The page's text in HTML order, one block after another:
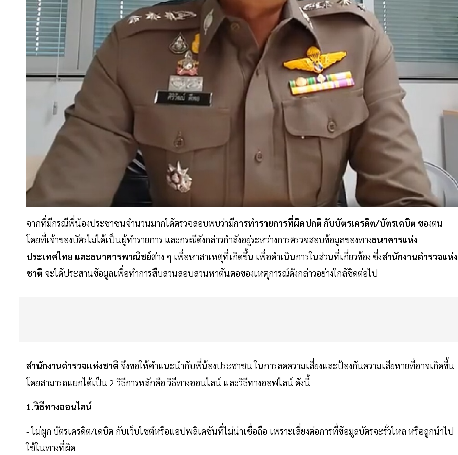
จากที่มีกรณีพี่น้องประชาชนจำนวนมากได้ตรวจสอบพบว่ามีการทำรายการที่ผิดปกติ กับบัตรเครดิต/บัตรเดบิต ของตน
โดยที่เจ้าของบัตรไม่ได้เป็นผู้ทำรายการ และกรณีดังกล่าวกำลังอยู่ระหว่างการตรวจสอบข้อมูลของทางธนาคารแห่ง
ประเทศไทย และธนาคารพาณิชย์ต่าง ๆ เพื่อหาสาเหตุที่เกิดขึ้น เพื่อดำเนินการในส่วนที่เกี่ยวข้อง ซึ่งสำนักงานตำรวจแห่ง
ชาติ จะได้ประสานข้อมูลเพื่อทำการสืบสวนสอบสวนหาต้นตอของเหตุการณ์ดังกล่าวอย่างใกล้ชิดต่อไป
สำนักงานตำรวจแห่งชาติ จึงขอให้คำแนะนำกับพี่น้องประชาชน ในการลดความเสี่ยงและป้องกันความเสียหายที่อาจเกิดขึ้น
โดยสามารถแยกได้เป็น 2 วิธีการหลักคือ วิธีทางออนไลน์ และวิธีทางออฟไลน์ ดังนี้
1.วิธีทางออนไลน์
- ไม่ผูก บัตรเครดิต/เดบิต กับเว็บไซต์หรือแอปพลิเคชันที่ไม่น่าเชื่อถือ เพราะเสี่ยงต่อการที่ข้อมูลบัตรจะรั่วไหล หรือถูกนำไป
ใช้ในทางที่ผิด